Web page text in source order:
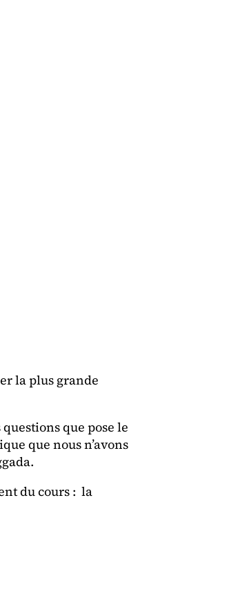
la plus grande
que pose le
que nous n’avons
du cours : la